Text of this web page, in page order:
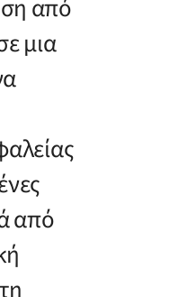
από
μια
από